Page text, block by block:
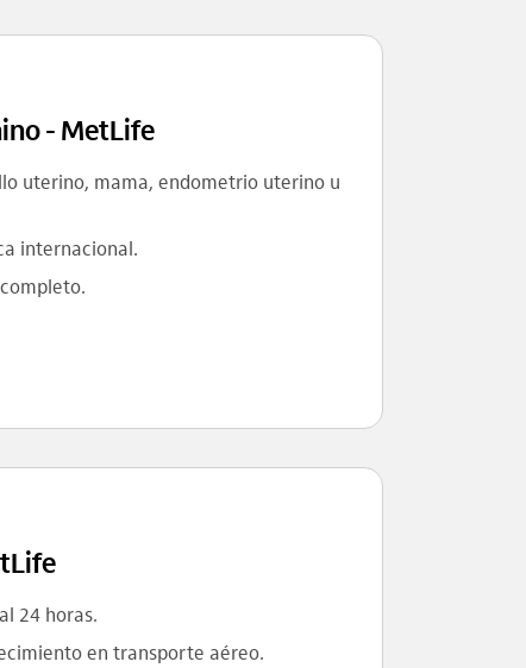
- MetLife
uterino, mama, endometrio uterino u
internacional.
24 horas.
en transporte aéreo.